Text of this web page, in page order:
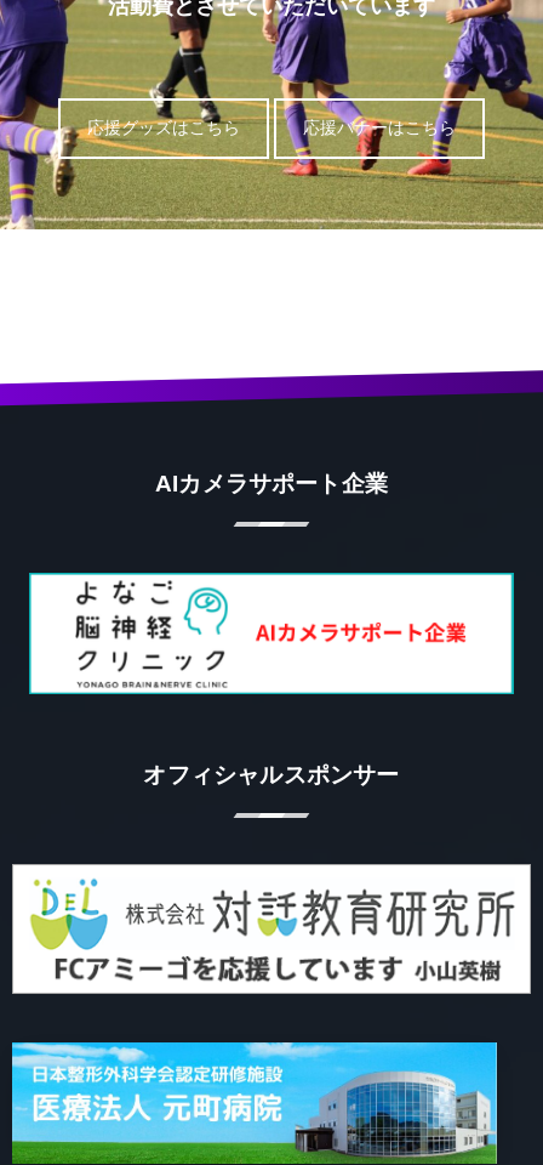
活動費とさせていただいています
応援グッズはこちら 応援バナーはこちら
AIカメラサポート企業
オフィシャルスポンサー